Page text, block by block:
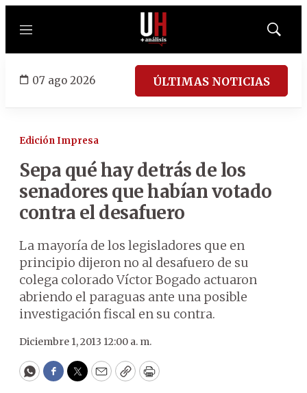
Menú
Mostrar
07 ago 2026 ÚLTIMAS NOTICIAS
Edición Impresa
Sepa qué hay detrás de los
senadores que habían votado
contra el desafuero
La mayoría de los legisladores que en
principio dijeron no al desafuero de su
colega colorado Víctor Bogado actuaron
abriendo el paraguas ante una posible
investigación fiscal en su contra.
Diciembre 1, 2013 12:00 a. m.
WhatsApp
Facebook
Twitter
EmailCopyPrint